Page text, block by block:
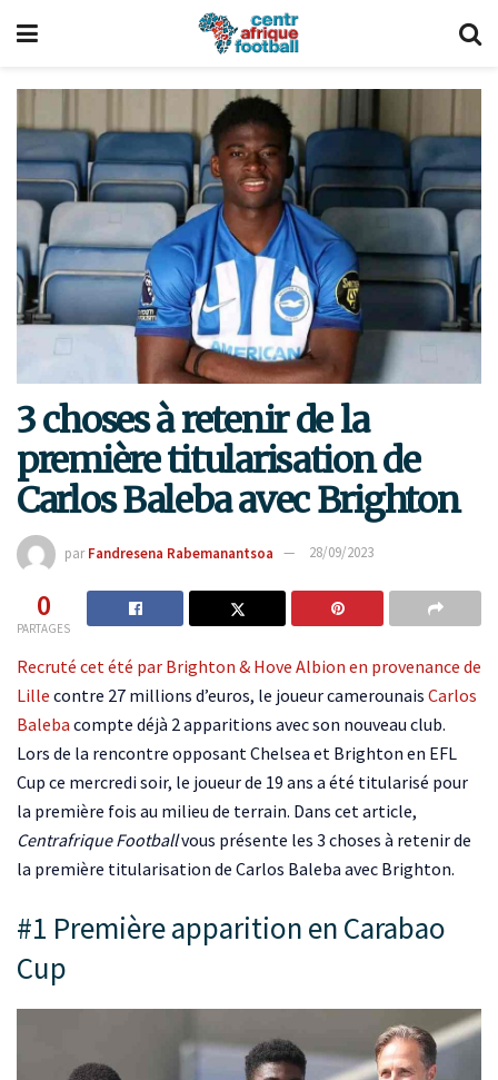
3 choses à retenir de la
première titularisation de
Carlos Baleba avec Brighton
par Fandresena Rabemanantsoa 28/09/2023
0
PARTAGES
Recruté cet été par Brighton & Hove Albion en provenance de
Lille contre 27 millions d’euros, le joueur camerounais Carlos
Baleba compte déjà 2 apparitions avec son nouveau club.
Lors de la rencontre opposant Chelsea et Brighton en EFL
Cup ce mercredi soir, le joueur de 19 ans a été titularisé pour
la première fois au milieu de terrain. Dans cet article,
Centrafrique Footballvous présente les 3 choses à retenir de
la première titularisation de Carlos Baleba avec Brighton.
#1 Première apparition en Carabao
Cup